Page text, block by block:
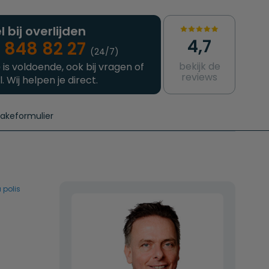
bij overlijden
82 27 (24/7)
voldoende, ook bij vragen of
Wij helpen je direct.
4,7
bekijk de
reviews
polis